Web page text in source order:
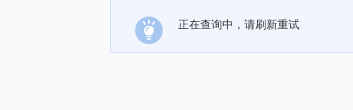
正在查询中，请刷新重试